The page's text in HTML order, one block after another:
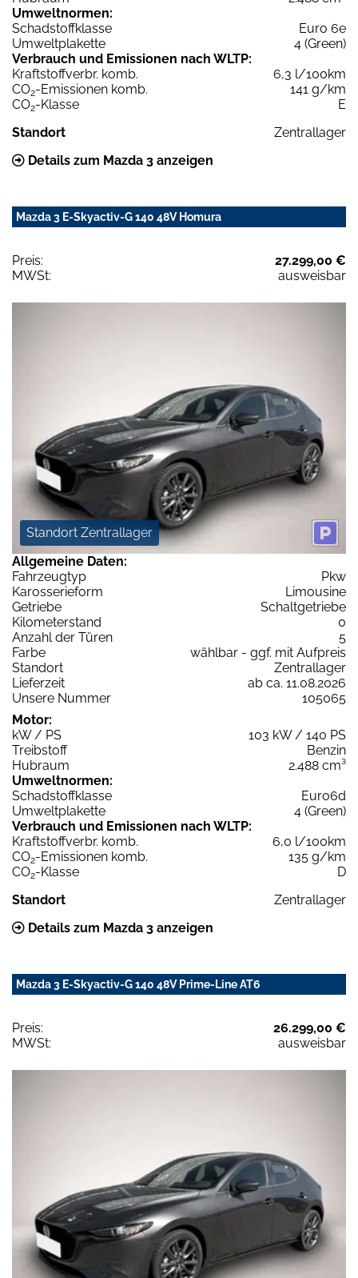
Umweltnormen:
Schadstoffklasse
Euro 6e
Umweltplakette
4 (Green)
Verbrauch und Emissionen nach WLTP:
Kraftstoffverbr. komb.
6,3 l/100km
CO2-Emissionen komb.
141 g/km
CO2-Klasse
E
Standort
Zentrallager
Details zum Mazda 3 anzeigen
Mazda 3 E-Skyactiv-G 140 48V Homura
Preis:
27.299,00 €
MWSt:
ausweisbar
Standort Zentrallager
Allgemeine Daten:
Fahrzeugtyp
Pkw
Karosserieform
Limousine
Getriebe
Schaltgetriebe
Kilometerstand
0
Anzahl der Türen
5
Farbe
wählbar - ggf. mit Aufpreis
Standort
Zentrallager
Lieferzeit
ab ca. 11.08.2026
Unsere Nummer
105065
Motor:
kW / PS
103 kW / 140 PS
Treibstoff
Benzin
Hubraum
2.488 cm³
Umweltnormen:
Schadstoffklasse
Euro6d
Umweltplakette
4 (Green)
Verbrauch und Emissionen nach WLTP:
Kraftstoffverbr. komb.
6,0 l/100km
CO2-Emissionen komb.
135 g/km
CO2-Klasse
D
Standort
Zentrallager
Details zum Mazda 3 anzeigen
Mazda 3 E-Skyactiv-G 140 48V Prime-Line AT6
Preis:
26.299,00 €
MWSt:
ausweisbar